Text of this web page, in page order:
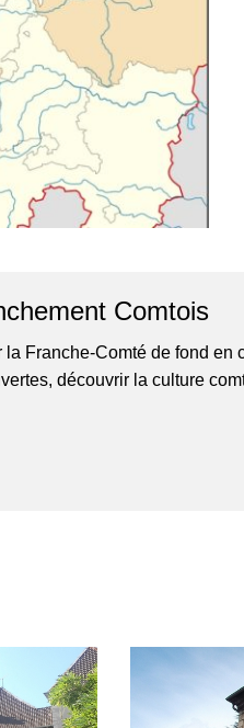
Comtois
la Franche-Comté de fond en
découvrir la culture